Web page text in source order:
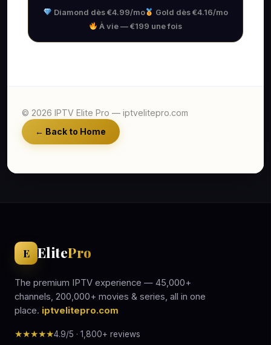
Diamond dès €4.99/mo
Gold dès €4.16/mo
À vie — €199 une fois
© 2026 IPTV Elite Pro — iptvelitepro.com
← Back to Home
E ElitePro
The premium IPTV experience — 45,000+
channels, 200,000+ movies & series, all in one
place. iptvelitepro.com
★★★★★4.9/5 · 1,800+ reviews